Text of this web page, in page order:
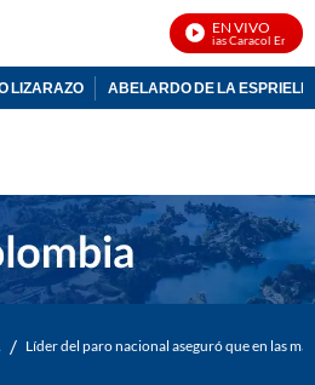
EN VIVO
Noticias Caracol En Vivo
LIZARAZO ABELARDO DE LA
/ Líder del paro nacional aseguró que en las